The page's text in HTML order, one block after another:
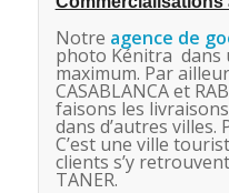
Notre agence de
photo Kénitra dans
maximum. Par
CASABLANCA et
faisons les
dans d’autres villes.
C’est une ville
clients s’y
TANER.